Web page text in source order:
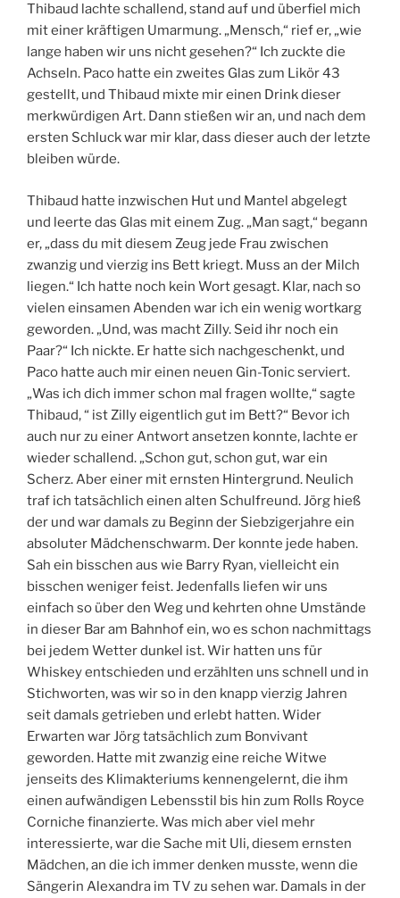
Thibaud lachte schallend, stand auf und überfiel mich
mit einer kräftigen Umarmung. „Mensch,“ rief er, „wie
lange haben wir uns nicht gesehen?“ Ich zuckte die
Achseln. Paco hatte ein zweites Glas zum Likör 43
gestellt, und Thibaud mixte mir einen Drink dieser
merkwürdigen Art. Dann stießen wir an, und nach dem
ersten Schluck war mir klar, dass dieser auch der letzte
bleiben würde.
Thibaud hatte inzwischen Hut und Mantel abgelegt
und leerte das Glas mit einem Zug. „Man sagt,“ begann
er, „dass du mit diesem Zeug jede Frau zwischen
zwanzig und vierzig ins Bett kriegt. Muss an der Milch
liegen.“ Ich hatte noch kein Wort gesagt. Klar, nach so
vielen einsamen Abenden war ich ein wenig wortkarg
geworden. „Und, was macht Zilly. Seid ihr noch ein
Paar?“ Ich nickte. Er hatte sich nachgeschenkt, und
Paco hatte auch mir einen neuen Gin-Tonic serviert.
„Was ich dich immer schon mal fragen wollte,“ sagte
Thibaud, “ ist Zilly eigentlich gut im Bett?“ Bevor ich
auch nur zu einer Antwort ansetzen konnte, lachte er
wieder schallend. „Schon gut, schon gut, war ein
Scherz. Aber einer mit ernsten Hintergrund. Neulich
traf ich tatsächlich einen alten Schulfreund. Jörg hieß
der und war damals zu Beginn der Siebzigerjahre ein
absoluter Mädchenschwarm. Der konnte jede haben.
Sah ein bisschen aus wie Barry Ryan, vielleicht ein
bisschen weniger feist. Jedenfalls liefen wir uns
einfach so über den Weg und kehrten ohne Umstände
in dieser Bar am Bahnhof ein, wo es schon nachmittags
bei jedem Wetter dunkel ist. Wir hatten uns für
Whiskey entschieden und erzählten uns schnell und in
Stichworten, was wir so in den knapp vierzig Jahren
seit damals getrieben und erlebt hatten. Wider
Erwarten war Jörg tatsächlich zum Bonvivant
geworden. Hatte mit zwanzig eine reiche Witwe
jenseits des Klimakteriums kennengelernt, die ihm
einen aufwändigen Lebensstil bis hin zum Rolls Royce
Corniche finanzierte. Was mich aber viel mehr
interessierte, war die Sache mit Uli, diesem ernsten
Mädchen, an die ich immer denken musste, wenn die
Sängerin Alexandra im TV zu sehen war. Damals in der